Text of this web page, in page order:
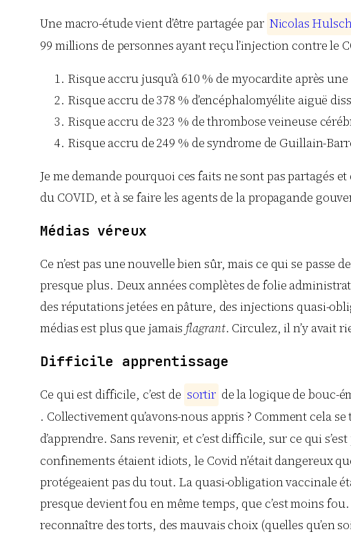
Une macro-étude vient d’être partagée par Nicolas Hulsc
99 millions de personnes ayant reçu l’injection contre le
Risque accru jusqu’à 610 % de myocardite après
Risque accru de 378 % d’encéphalomyélite aiguë
Risque accru de 323 % de thrombose veineuse
Risque accru de 249 % de syndrome de Guillain-
Je me demande pourquoi ces faits ne sont pas partagés
du COVID, et à se faire les agents de la propagande
Médias véreux
Ce n’est pas une nouvelle bien sûr, mais ce qui se passe
presque plus. Deux années complètes de folie
des réputations jetées en pâture, des injections quasi-
médias est plus que jamais flagrant. Circulez, il n’y avait
Difficile apprentissage
Ce qui est difficile, c’est de sortir de la logique de bouc-
. Collectivement qu’avons-nous appris ? Comment cela
d’apprendre. Sans revenir, et c’est difficile, sur ce qui
confinements étaient idiots, le Covid n’était dangereux
protégeaient pas du tout. La quasi-obligation vaccinale
presque devient fou en même temps, que c’est moins
reconnaître des torts, des mauvais choix (quelles qu’en